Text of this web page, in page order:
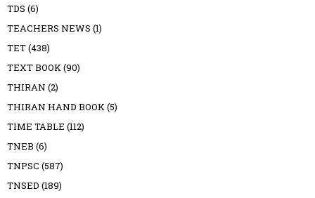
TDS (6)
TEACHERS NEWS (1)
TET(438)
TEXT BOOK(90)
THIRAN (2)
THIRAN HAND BOOK(5)
TIME TABLE (112)
TNEB (6)
TNPSC (587)
TNSED (189)